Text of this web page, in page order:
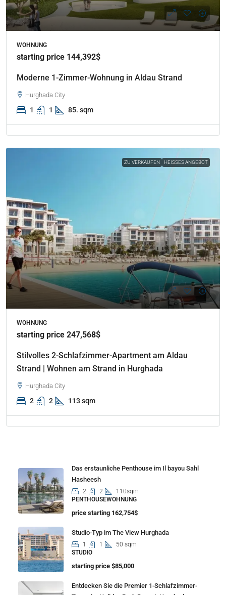
WOHNUNG
starting price 144,392$
Moderne 1-Zimmer-Wohnung in Aldau Strand
Hurghada City
1 1 85. sqm
ZU VERKAUFEN HEISSES ANGEBOT
WOHNUNG
starting price 247,568$
Stilvolles 2-Schlafzimmer-Apartment am Aldau
Strand | Wohnen am Strand in Hurghada
Hurghada City
2 2 113 sqm
Das erstaunliche Penthouse im Il bayou Sahl
Hasheesh
2 2
110sqm
PENTHOUSEWOHNUNG
price starting 162,754$
Studio-Typ im The View Hurghada
1 1
50 sqm
STUDIO
starting price $85,000
Entdecken Sie die Premier 1-Schlafzimmer-